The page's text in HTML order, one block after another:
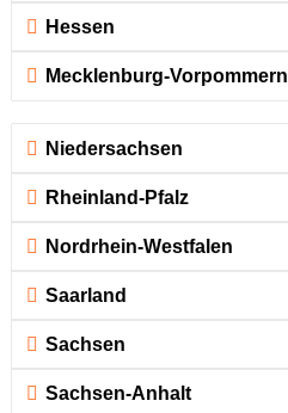
Hessen
Mecklenburg-Vorpommern
Niedersachsen
Rheinland-Pfalz
Nordrhein-Westfalen
Saarland
Sachsen
Sachsen-Anhalt